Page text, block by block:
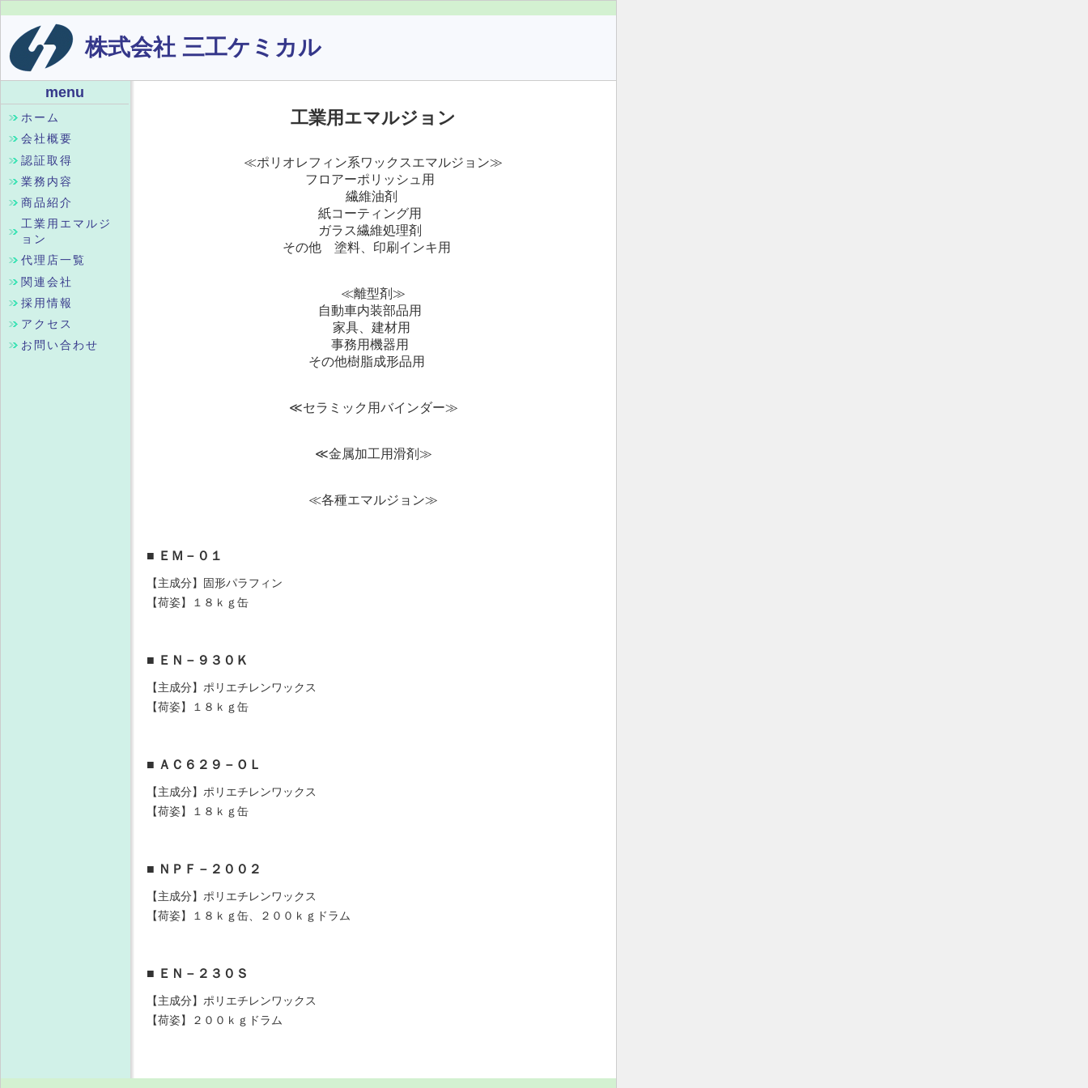
株式会社 三工ケミカル
menu
ホーム
会社概要
認証取得
業務内容
商品紹介
工業用エマルジ
ョン
代理店一覧
関連会社
採用情報
アクセス
お問い合わせ
工業用エマルジョン
≪ポリオレフィン系ワックスエマルジョン≫
フロアーポリッシュ用
繊維油剤
紙コーティング用
ガラス繊維処理剤
その他 塗料、印刷インキ用
≪離型剤≫
自動車内装部品用
家具、建材用
事務用機器用
その他樹脂成形品用
≪セラミック用バインダー≫
≪金属加工用滑剤≫
≪各種エマルジョン≫
■ ＥＭ－０１
【主成分】固形パラフィン
【荷姿】１８ｋｇ缶
■ ＥＮ－９３０Ｋ
【主成分】ポリエチレンワックス
【荷姿】１８ｋｇ缶
■ ＡＣ６２９－ＯＬ
【主成分】ポリエチレンワックス
【荷姿】１８ｋｇ缶
■ ＮＰＦ－２００２
【主成分】ポリエチレンワックス
【荷姿】１８ｋｇ缶、２００ｋｇドラム
■ ＥＮ－２３０Ｓ
【主成分】ポリエチレンワックス
【荷姿】２００ｋｇドラム